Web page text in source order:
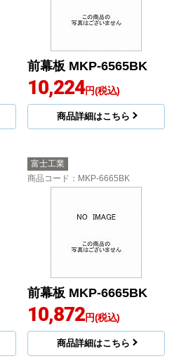
前幕板 MKP-6565BK
10,224円(税込)
商品詳細はこちら
富士工業
商品コード ：MKP-6665BK
前幕板 MKP-6665BK
10,872円(税込)
商品詳細はこちら